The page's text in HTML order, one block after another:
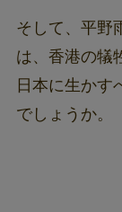
そして、平野
は、香港の犠
日本に生かす
でしょうか。